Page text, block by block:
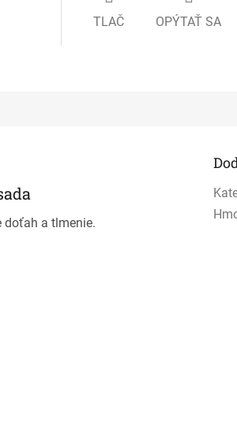
TLAČ OPÝTAŤ SA
doťah a tlmenie.